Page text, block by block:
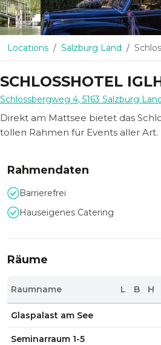
Locations Salzburg Land
SCHLOSSHOTEL
Schlossbergweg 4, 5163 Salzburg
Direkt am Mattsee bietet das
tollen Rahmen für Events aller Art.
Rahmendaten
Barrierefrei
Hauseigenes Catering
Räume
Raumname L B H
Glaspalast am See
Seminarraum 1-5